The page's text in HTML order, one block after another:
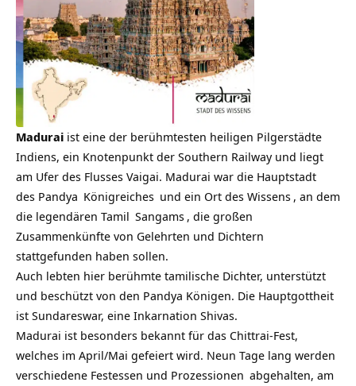
Madurai ist eine der berühmtesten heiligen Pilgerstädte
Indiens, ein Knotenpunkt der Southern Railway und liegt
am Ufer des Flusses Vaigai. Madurai war die Hauptstadt
des Pandya Königreiches und ein Ort des Wissens , an dem
die legendären Tamil Sangams , die großen
Zusammenkünfte von Gelehrten und Dichtern
stattgefunden haben sollen.
Auch lebten hier berühmte tamilische Dichter, unterstützt
und beschützt von den Pandya Königen. Die Hauptgottheit
ist Sundareswar, eine Inkarnation Shivas.
Madurai ist besonders bekannt für das Chittrai-Fest,
welches im April/Mai gefeiert wird. Neun Tage lang werden
verschiedene Festessen und Prozessionen abgehalten, am